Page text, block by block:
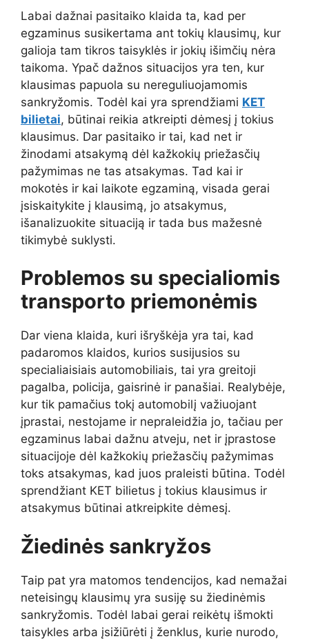
Labai dažnai pasitaiko klaida ta, kad per
egzaminus susikertama ant tokių klausimų, kur
galioja tam tikros taisyklės ir jokių išimčių nėra
taikoma. Ypač dažnos situacijos yra ten, kur
klausimas papuola su nereguliuojamomis
sankryžomis. Todėl kai yra sprendžiami KET
bilietai, būtinai reikia atkreipti dėmesį į tokius
klausimus. Dar pasitaiko ir tai, kad net ir
žinodami atsakymą dėl kažkokių priežasčių
pažymimas ne tas atsakymas. Tad kai ir
mokotės ir kai laikote egzaminą, visada gerai
įsiskaitykite į klausimą, jo atsakymus,
išanalizuokite situaciją ir tada bus mažesnė
tikimybė suklysti.
Problemos su specialiomis
transporto priemonėmis
Dar viena klaida, kuri išryškėja yra tai, kad
padaromos klaidos, kurios susijusios su
specialiaisiais automobiliais, tai yra greitoji
pagalba, policija, gaisrinė ir panašiai. Realybėje,
kur tik pamačius tokį automobilį važiuojant
įprastai, nestojame ir nepraleidžia jo, tačiau per
egzaminus labai dažnu atveju, net ir įprastose
situacijoje dėl kažkokių priežasčių pažymimas
toks atsakymas, kad juos praleisti būtina. Todėl
sprendžiant KET bilietus į tokius klausimus ir
atsakymus būtinai atkreipkite dėmesį.
Žiedinės sankryžos
Taip pat yra matomos tendencijos, kad nemažai
neteisingų klausimų yra susiję su žiedinėmis
sankryžomis. Todėl labai gerai reikėtų išmokti
taisykles arba įsižiūrėti į ženklus, kurie nurodo,